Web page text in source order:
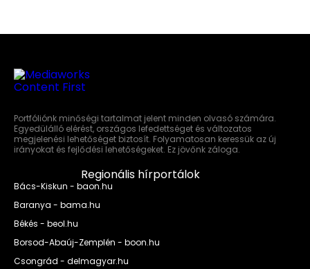
Portfóliónk minőségi tartalmat jelent minden olvasó számára.
Egyedülálló elérést, országos lefedettséget és változatos
megjelenési lehetőséget biztosít. Folyamatosan keressük az új
irányokat és fejlődési lehetőségeket. Ez jövőnk záloga.
Regionális hírportálok
Bács-Kiskun - baon.hu
Baranya - bama.hu
Békés - beol.hu
Borsod-Abaúj-Zemplén - boon.hu
Csongrád - delmagyar.hu